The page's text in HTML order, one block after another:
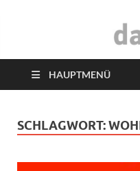
das
HAUPTMENÜ
SCHLAGWORT: